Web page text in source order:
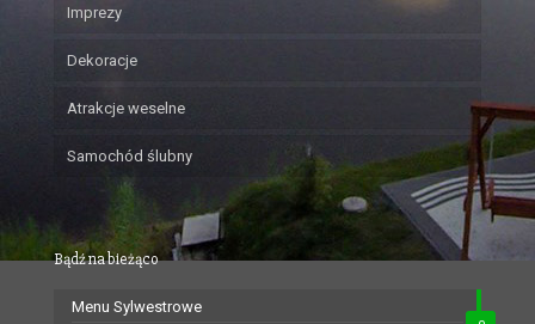
Imprezy
Dekoracje
Atrakcje weselne
Samochód ślubny
Bądź na bieżąco
Menu Sylwestrowe